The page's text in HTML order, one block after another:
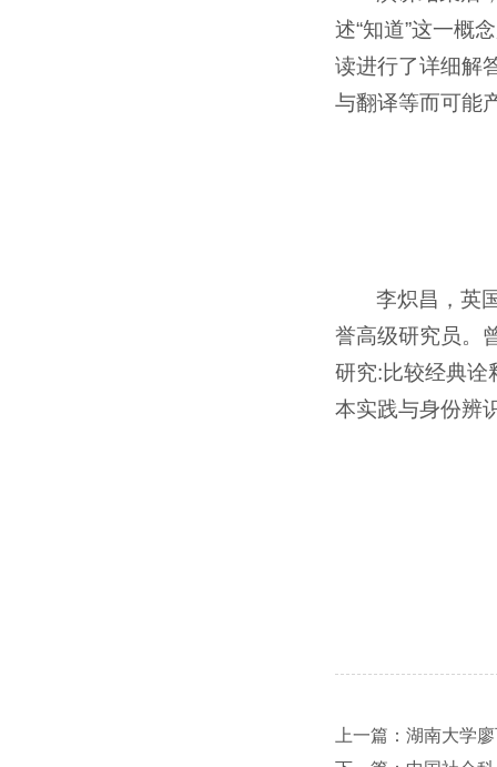
述“知道”这一概
读进行了详细解
与翻译等而可能
李炽昌，英
誉高级研究员。
研究:比较经典诠
本实践与身份辨
上一篇：湖南大学